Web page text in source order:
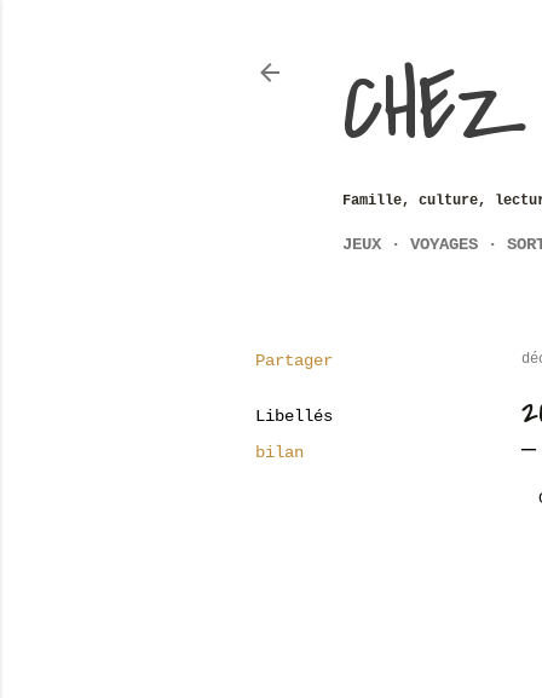
Famille, culture,
JEUX VOYAGES
Partager
Libellés
bilan